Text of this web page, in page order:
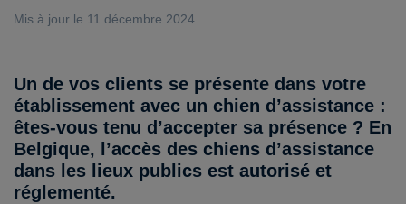
Mis à jour le 11 décembre 2024
Un de vos clients se présente dans votre
établissement avec un chien d’assistance :
êtes-vous tenu d’accepter sa présence ? En
Belgique, l’accès des chiens d’assistance
dans les lieux publics est autorisé et
réglementé.